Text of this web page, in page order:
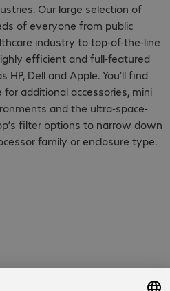
Our large selection of
of everyone from public
industry to top-of-the-line
efficient and full-featured
Dell and Apple. You’ll find
additional accessories, mini
and the ultra-space-
filter options to narrow down
family or enclosure type.